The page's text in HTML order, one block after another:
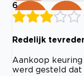
6
Redelijk
Aankoop keuring
werd gesteld dat